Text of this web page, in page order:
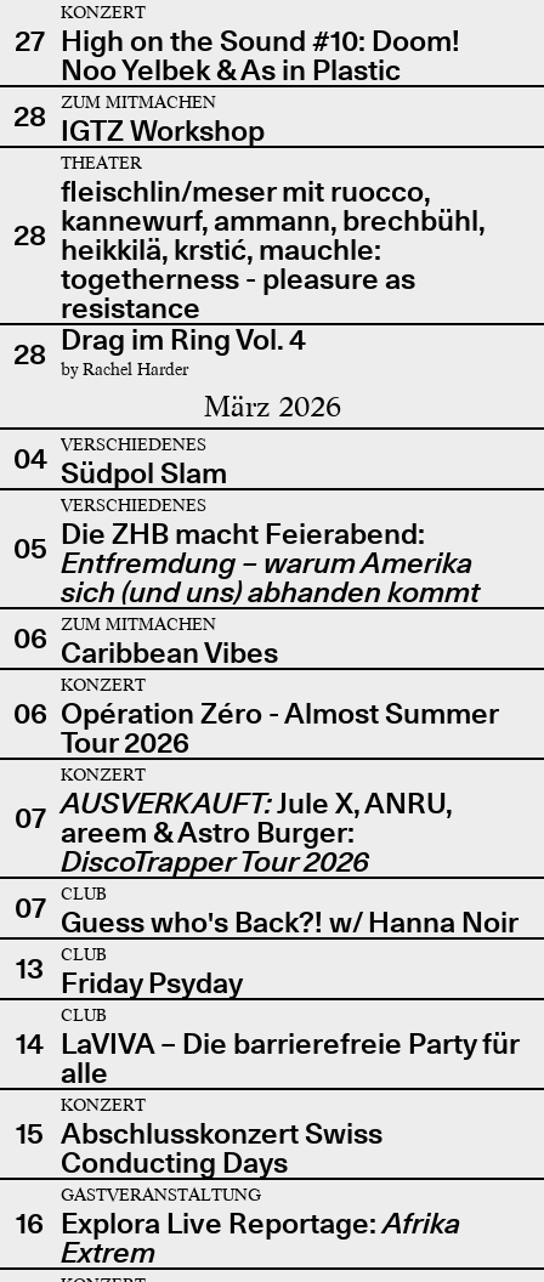
27
KONZERT
High on the Sound #10: Doom!
Noo Yelbek & As in Plastic
28
ZUM MITMACHEN
IGTZ Workshop
28
THEATER
fleischlin/meser mit ruocco,
kannewurf, ammann, brechbühl,
heikkilä, krstić, mauchle:
togetherness - pleasure as
resistance
28 Drag im Ring Vol. 4
by Rachel Harder
März 2026
04 VERSCHIEDENES
Südpol Slam
05
VERSCHIEDENES
Die ZHB macht Feierabend:
Entfremdung – warum Amerika
sich (und uns) abhanden kommt
06
ZUM MITMACHEN
Caribbean Vibes
06
KONZERT
Opération Zéro - Almost Summer
Tour 2026
07
KONZERT
AUSVERKAUFT:Jule X, ANRU,
areem & Astro Burger:
DiscoTrapper Tour 2026
07
CLUB
Guess who's Back?! w/ Hanna Noir
13
CLUB
Friday Psyday
14
CLUB
LaVIVA – Die barrierefreie Party für
alle
15
KONZERT
Abschlusskonzert Swiss
Conducting Days
16
GASTVERANSTALTUNG
Explora Live Reportage:Afrika
Extrem